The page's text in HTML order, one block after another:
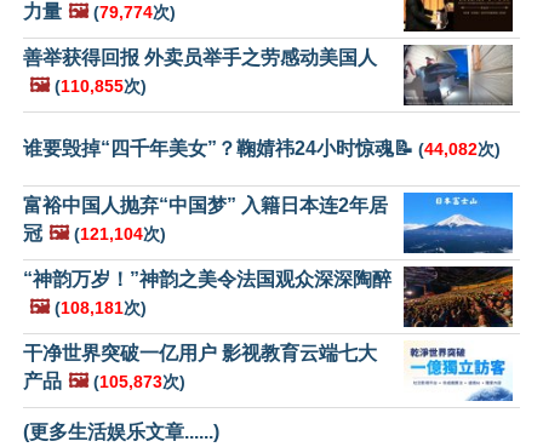
力量 🖼️ (79,774次)
善举获得回报 外卖员举手之劳感动美国人
🖼️ (110,855次)
谁要毁掉“四千年美女”？鞠婧祎24小时惊魂📝 (44,082次)
富裕中国人抛弃“中国梦” 入籍日本连2年居
冠 🖼️ (121,104次)
“神韵万岁！”神韵之美令法国观众深深陶醉
🖼️ (108,181次)
干净世界突破一亿用户 影视教育云端七大
产品 🖼️ (105,873次)
(更多生活娱乐文章......)